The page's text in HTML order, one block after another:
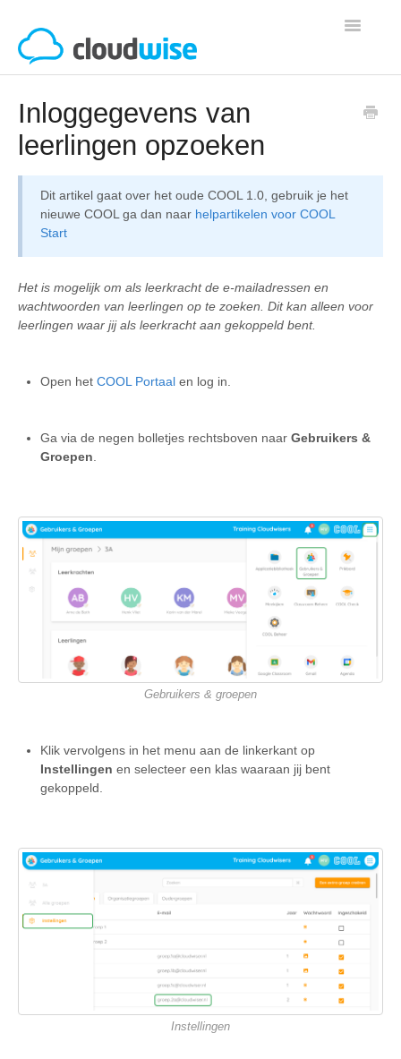
Toggle
COOL Portaal
COOL Portaal - Beheerders
Overig
Inloggegevens van
leerlingen opzoeken
Dit artikel gaat over het oude COOL 1.0, gebruik je het
nieuwe COOL ga dan naar helpartikelen voor COOL
Start
Het is mogelijk om als leerkracht de e-mailadressen en
wachtwoorden van leerlingen op te zoeken. Dit kan alleen voor
leerlingen waar jij als leerkracht aan gekoppeld bent.
Open het COOL Portaal en log in.
Ga via de negen bolletjes rechtsboven naar Gebruikers &
Groepen
Gebruikers & groepen
Klik vervolgens in het menu aan de linkerkant op
Instellingen en selecteer een klas waaraan jij bent
gekoppeld.
Instellingen